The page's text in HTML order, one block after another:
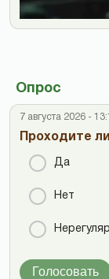
Опрос
7 августа 2026 -
Проходите
Да
Нет
Голосовать